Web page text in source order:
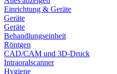
Einrichtung & Geräte
Geräte
Geräte
Behandlungseinheit
Röntgen
CAD/CAM und 3D-Druck
Intraoralscanner
Hygiene